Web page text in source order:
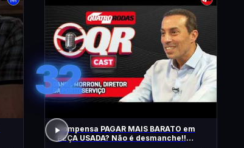
32
Compensa PAGAR MAIS BARATO em
PEÇA USADA? Não é desmanche!!